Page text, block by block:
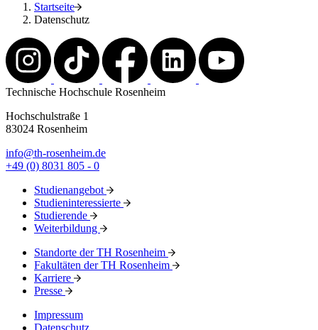
Startseite
Datenschutz
Technische Hochschule Rosenheim
Hochschulstraße 1
83024 Rosenheim
info@th-rosenheim.de
+49 (0) 8031 805 - 0
Studienangebot
Studieninteressierte
Studierende
Weiterbildung
Standorte der TH Rosenheim
Fakultäten der TH Rosenheim
Karriere
Presse
Impressum
Datenschutz